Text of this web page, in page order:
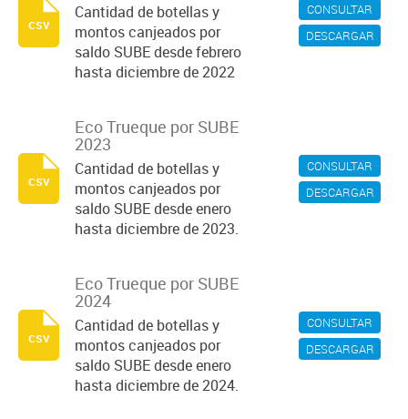
CONSULTAR
DESCARGAR
Cantidad de botellas y
montos canjeados por
saldo SUBE desde febrero
hasta diciembre de 2022
csv
CONSULTAR
DESCARGAR
Eco Trueque por SUBE
2023
Cantidad de botellas y
montos canjeados por
saldo SUBE desde enero
hasta diciembre de 2023.
csv
CONSULTAR
DESCARGAR
Eco Trueque por SUBE
2024
Cantidad de botellas y
montos canjeados por
saldo SUBE desde enero
hasta diciembre de 2024.
csv